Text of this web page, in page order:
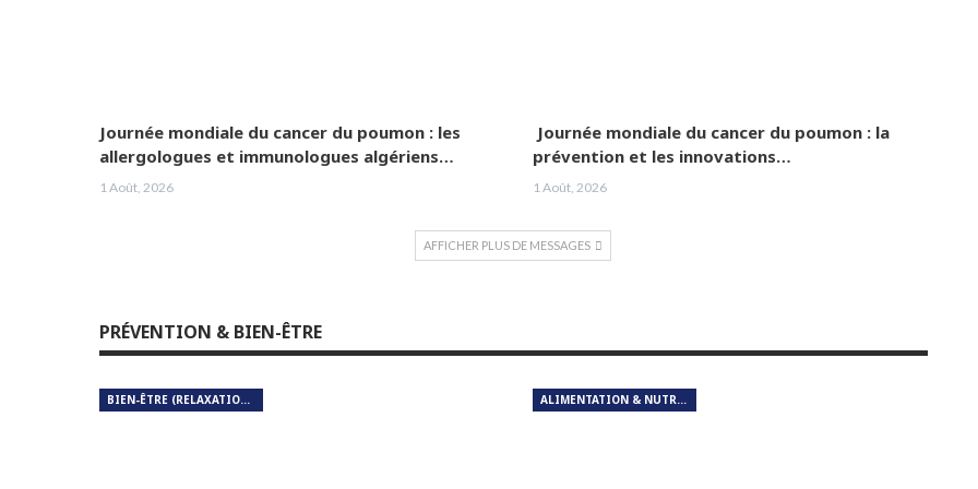
Journée mondiale du cancer du poumon : les
allergologues et immunologues algériens…
1 Août, 2026
Journée mondiale du cancer du poumon : la
prévention et les innovations…
1 Août, 2026
AFFICHER PLUS DE MESSAGES
PRÉVENTION & BIEN-ÊTRE
BIEN-ÊTRE (RELAXATION, MÉDITATION, SOIN DU CORPS) ALIMENTATION & NUTRITION